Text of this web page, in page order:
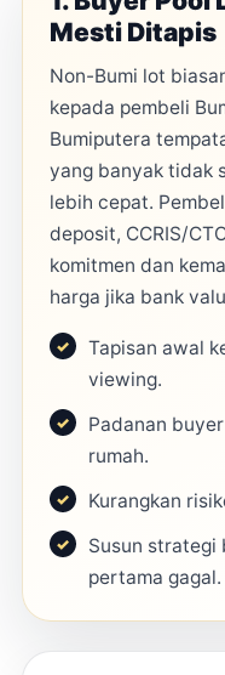
Mesti Ditapis
Non-Bumi lot
kepada pembeli
Bumiputera
yang banyak tidak
lebih cepat.
deposit, CCRIS/
komitmen dan
harga jika bank
Tapisan awal
viewing.
Padanan
rumah.
Kurangkan
Susun strategi
pertama gagal.